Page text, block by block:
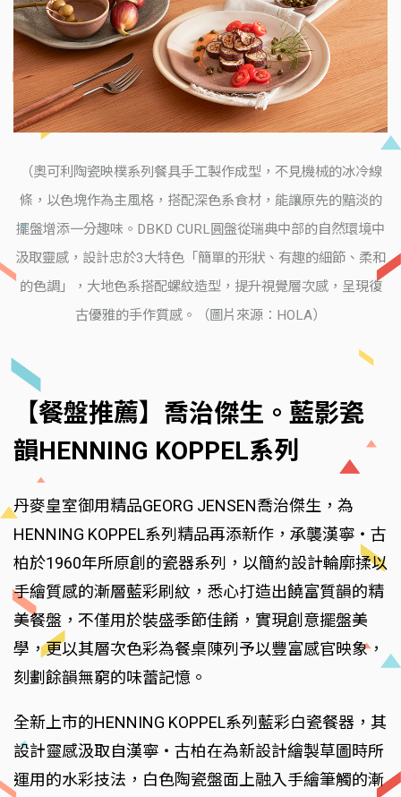
（奧可利陶瓷映樸系列餐具手工製作成型，不見機械的冰冷線
條，以色塊作為主風格，搭配深色系食材，能讓原先的黯淡的
擺盤增添一分趣味。DBKD CURL圓盤從瑞典中部的自然環境中
汲取靈感，設計忠於3大特色「簡單的形狀、有趣的細節、柔和
的色調」，大地色系搭配螺紋造型，提升視覺層次感，呈現復
古優雅的手作質感。（圖片來源：HOLA）
【餐盤推薦】喬治傑生。藍影瓷
韻HENNING KOPPEL系列
丹麥皇室御用精品GEORG JENSEN喬治傑生，為
HENNING KOPPEL系列精品再添新作，承襲漢寧‧古
柏於1960年所原創的瓷器系列，以簡約設計輪廓揉以
手繪質感的漸層藍彩刷紋，悉心打造出饒富質韻的精
美餐盤，不僅用於裝盛季節佳餚，實現創意擺盤美
學，更以其層次色彩為餐桌陳列予以豐富感官映象，
刻劃餘韻無窮的味蕾記憶。
全新上市的HENNING KOPPEL系列藍彩白瓷餐器，其
設計靈感汲取自漢寧‧古柏在為新設計繪製草圖時所
運用的水彩技法，白色陶瓷盤面上融入手繪筆觸的漸